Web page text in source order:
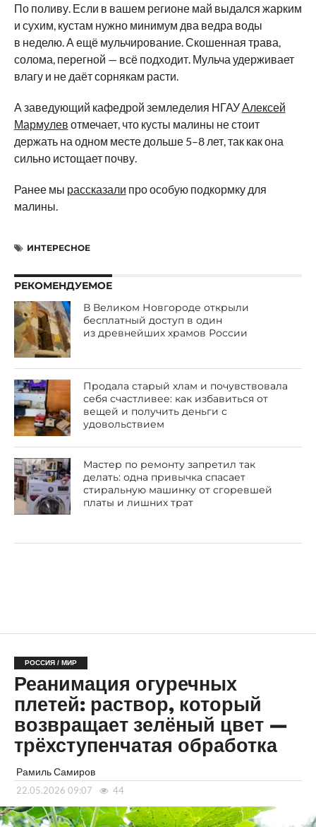
По поливу. Если в вашем регионе май выдался жарким
и сухим, кустам нужно минимум два ведра воды
в неделю. А ещё мульчирование. Скошенная трава,
солома, перегной — всё подходит. Мульча удерживает
влагу и не даёт сорнякам расти.
А заведующий кафедрой земледелия НГАУАлексей
Мармулев отмечает, что кусты малины не стоит
держать на одном месте дольше 5–8 лет, так как она
сильно истощает почву.
Ранее мы рассказали про особую подкормку для
малины.
ИНТЕРЕСНОЕ
РЕКОМЕНДУЕМОЕ
В Великом Новгороде открыли
бесплатный доступ в один
из древнейших храмов России
Продала старый хлам и почувствовала
себя счастливее: как избавиться от
вещей и получить деньги с
удовольствием
Мастер по ремонту запретил так
делать: одна привычка спасает
стиральную машинку от сгоревшей
платы и лишних трат
РОССИЯ / МИР
Реанимация огуречных
плетей: раствор, который
возвращает зелёный цвет —
трёхступенчатая обработка
Рамиль Самиров
22.05.2026 09:07 44